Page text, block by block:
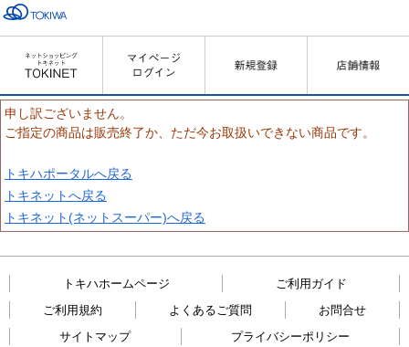
申し訳ございません。
ご指定の商品は販売終了か、ただ今お取扱いできない商品です。
トキハポータルへ戻る
トキネットへ戻る
トキネット(ネットスーパー)へ戻る
トキハホームページ
ご利用ガイド
ご利用規約
よくあるご質問
お問合せ
サイトマップ
プライバシーポリシー